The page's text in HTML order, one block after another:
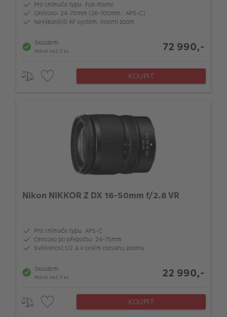
Pro snímače typu: Full-frame
Ohnisko: 24-70mm (36-105mm : APS-C)
Nevýkonější AF systém, interní zoom
Skladem
Méně než 3 ks 72 990,-
KOUPIT
Nikon NIKKOR Z DX 16-50mm f/2.8 VR
Pro snímače typu: APS-C
Ohnisko po přepočtu: 24-75mm
Světelnost f/2.8 v celém rozsahu zoomu
Skladem
Méně než 3 ks 22 990,-
KOUPIT